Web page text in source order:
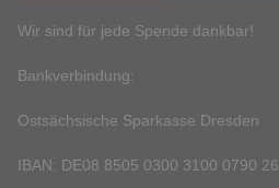
Wir sind für jede Spende dankbar!
Bankverbindung:
Ostsächsische Sparkasse Dresden
IBAN: DE08 8505 0300 3100 0790 26